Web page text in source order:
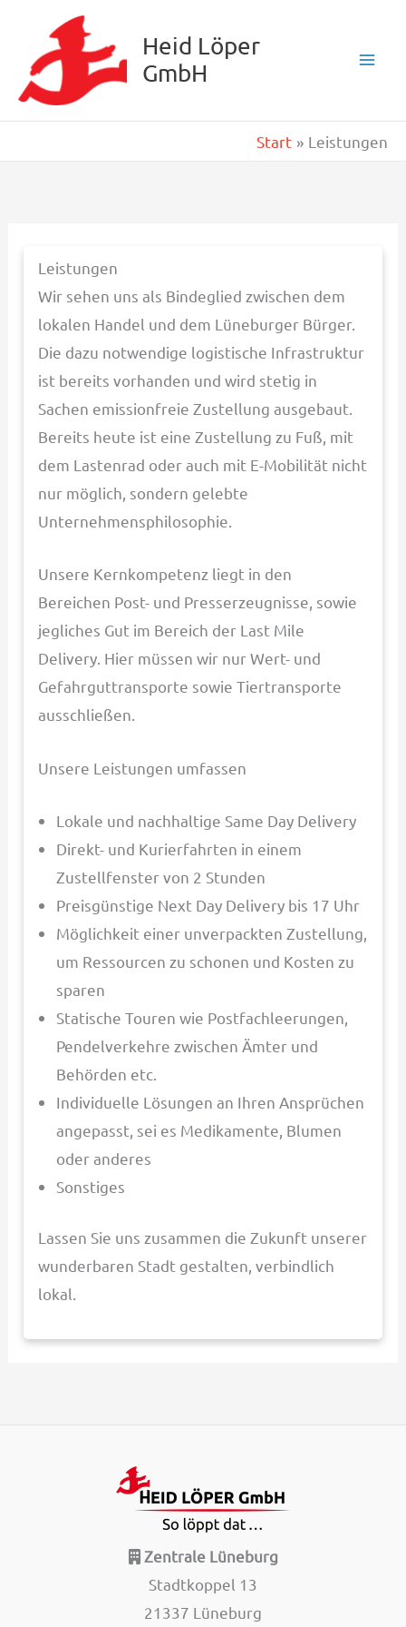
springen
Heid Löper
GmbH
Start Leistungen
Leistungen
Wir sehen uns als Bindeglied zwischen dem
lokalen Handel und dem Lüneburger Bürger.
Die dazu notwendige logistische Infrastruktur
ist bereits vorhanden und wird stetig in
Sachen emissionfreie Zustellung ausgebaut.
Bereits heute ist eine Zustellung zu Fuß, mit
dem Lastenrad oder auch mit E-Mobilität nicht
nur möglich, sondern gelebte
Unternehmensphilosophie.
Unsere Kernkompetenz liegt in den
Bereichen Post- und Presserzeugnisse, sowie
jegliches Gut im Bereich der Last Mile
Delivery. Hier müssen wir nur Wert- und
Gefahrguttransporte sowie Tiertransporte
ausschließen.
Unsere Leistungen umfassen
Lokale und nachhaltige Same Day Delivery
Direkt- und Kurierfahrten in einem
Zustellfenster von 2 Stunden
Preisgünstige Next Day Delivery bis 17 Uhr
Möglichkeit einer unverpackten Zustellung,
um Ressourcen zu schonen und Kosten zu
sparen
Statische Touren wie Postfachleerungen,
Pendelverkehre zwischen Ämter und
Behörden etc.
Individuelle Lösungen an Ihren Ansprüchen
angepasst, sei es Medikamente, Blumen
oder anderes
Sonstiges
Lassen Sie uns zusammen die Zukunft unserer
wunderbaren Stadt gestalten, verbindlich
lokal.
Zentrale Lüneburg
Stadtkoppel 13
21337 Lüneburg